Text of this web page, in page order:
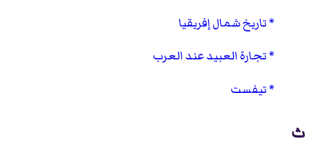
تاريخ شمال إفريقيا
تجارة العبيد عند العرب
تيفست
ث